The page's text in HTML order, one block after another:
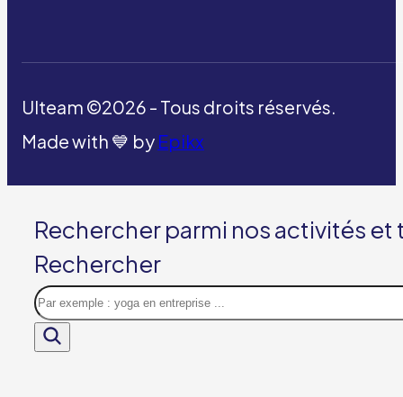
Ulteam ©2026 - Tous droits réservés.
Made with 💙 by Epikx
Rechercher parmi nos activités
Rechercher